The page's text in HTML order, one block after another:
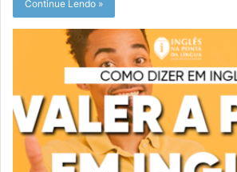
Continue Lendo »